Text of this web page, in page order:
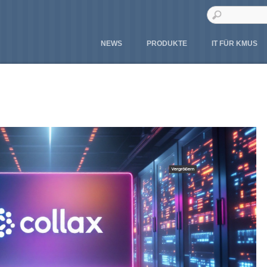
NEWS PRODUKTE IT FÜR KMUS